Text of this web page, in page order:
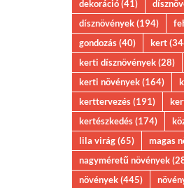
dekoráció(41)
dísznövények(194)
gondozás(40) kert
kerti dísznövények(28)
kerti növények(164)
kerttervezés(191)
kertészkedés(174)
lila virág(65) magas
nagyméretű növények
növények(445)